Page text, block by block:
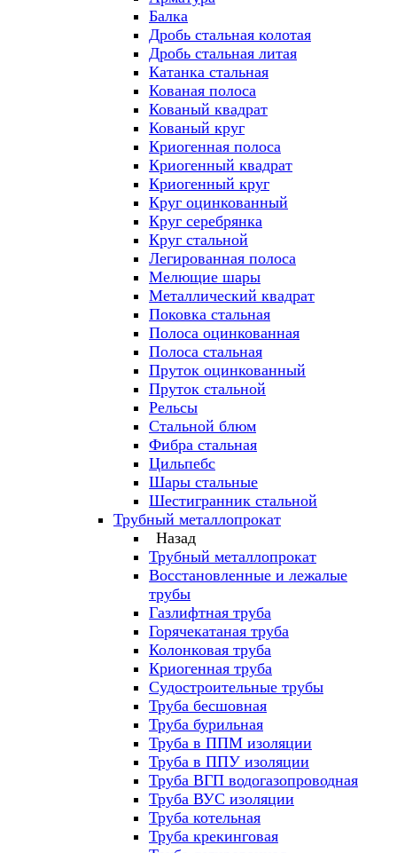
Балка
Дробь стальная колотая
Дробь стальная литая
Катанка стальная
Кованая полоса
Кованый квадрат
Кованый круг
Криогенная полоса
Криогенный квадрат
Криогенный круг
Круг оцинкованный
Круг серебрянка
Круг стальной
Легированная полоса
Мелющие шары
Металлический квадрат
Поковка стальная
Полоса оцинкованная
Полоса стальная
Пруток оцинкованный
Пруток стальной
Рельсы
Стальной блюм
Фибра стальная
Цильпебс
Шары стальные
Шестигранник стальной
Трубный металлопрокат
Назад
Трубный металлопрокат
Восстановленные и лежалые
трубы
Газлифтная труба
Горячекатаная труба
Колонковая труба
Криогенная труба
Судостроительные трубы
Труба бесшовная
Труба бурильная
Труба в ППМ изоляции
Труба в ППУ изоляции
Труба ВГП водогазопроводная
Труба ВУС изоляции
Труба котельная
Труба крекинговая